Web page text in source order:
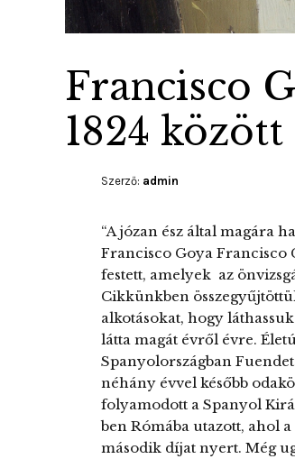
Francisco
1824 között
Szerző: admin
“A józan ész által magára
Francisco Goya Francisco
festett, amelyek az
Cikkünkben
alkotásokat, hogy
látta magát évről évre.
Spanyolországban
néhány évvel később
folyamodott a Spanyol
ben Rómába utazott, ahol
második díjat nyert. Még